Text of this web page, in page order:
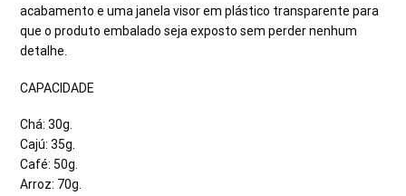
acabamento e uma janela visor em plástico transparente para
que o produto embalado seja exposto sem perder nenhum
detalhe.
CAPACIDADE
Chá: 30g.
Cajú: 35g.
Café: 50g.
Arroz: 70g.